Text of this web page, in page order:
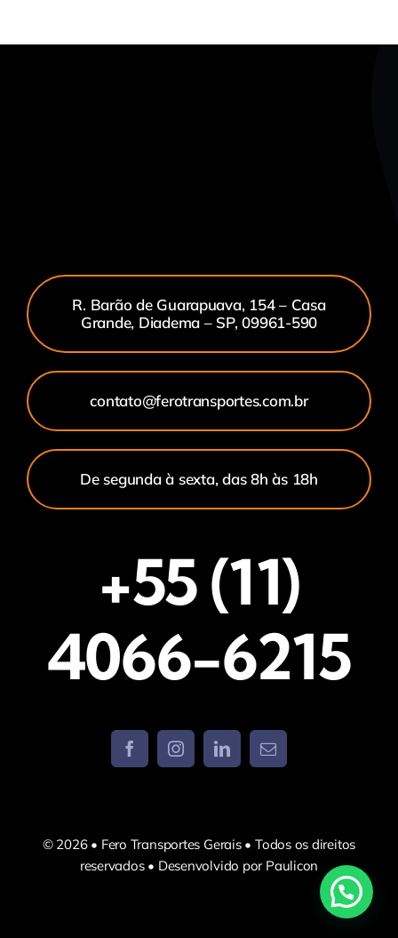
R. Barão de Guarapuava, 154 – Casa
Grande, Diadema – SP, 09961-590
contato@ferotransportes.com.br
De segunda à sexta, das 8h às 18h
+55 (11)
4066-6215
© 2026 • Fero Transportes Gerais • Todos os direitos
reservados • Desenvolvido por Paulicon